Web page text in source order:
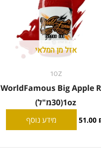
אזל מן המלאי
1OZ
WorldFamous Big Apple
1oz(30מ"ל)
51.00 מידע נוסף